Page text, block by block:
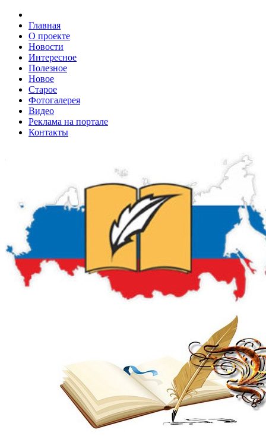
Главная
О проекте
Новости
Интересное
Полезное
Новое
Старое
Фотогалерея
Видео
Реклама на портале
Контакты